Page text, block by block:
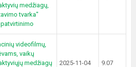
medžiagų,
tvarka"
videofilmų,
vaikų
medžiagų
2025-11-04
9.07